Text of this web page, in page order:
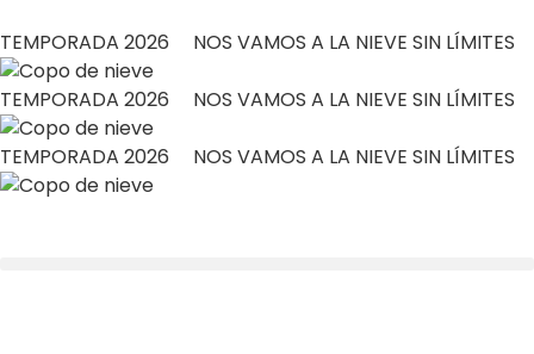
TEMPORADA 2026 NOS VAMOS A LA NIEVE SIN LÍMITES
TEMPORADA 2026 NOS VAMOS A LA NIEVE SIN LÍMITES
TEMPORADA 2026 NOS VAMOS A LA NIEVE SIN LÍMITES